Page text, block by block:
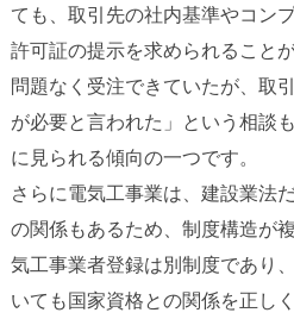
ても、取引先の社内基準やコン
許可証の提示を求められること
問題なく受注できていたが、取
が必要と言われた」という相談
に見られる傾向の一つです。
さらに電気工事業は、建設業法
の関係もあるため、制度構造が
気工事業者登録は別制度であり
いても国家資格との関係を正し